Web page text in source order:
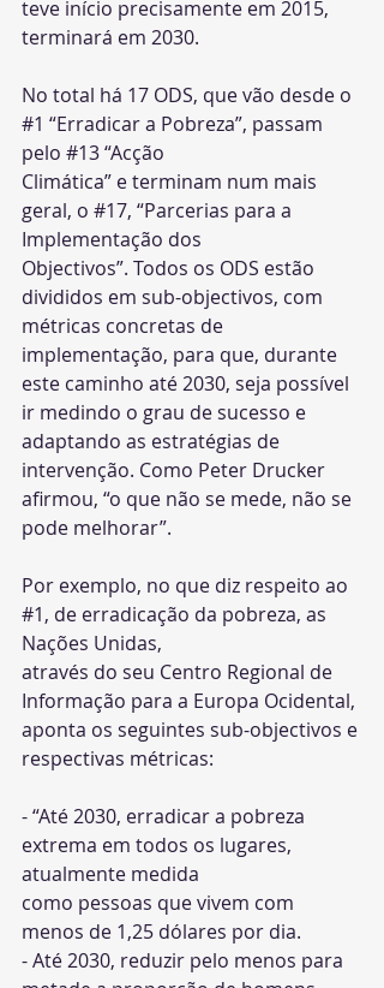
teve início precisamente em 2015,
terminará em 2030.
No total há 17 ODS, que vão desde o
#1 “Erradicar a Pobreza”, passam
pelo #13 “Acção
Climática” e terminam num mais
geral, o #17, “Parcerias para a
Implementação dos
Objectivos”. Todos os ODS estão
divididos em sub-objectivos, com
métricas concretas de
implementação, para que, durante
este caminho até 2030, seja possível
ir medindo o grau de sucesso e
adaptando as estratégias de
intervenção. Como Peter Drucker
afirmou, “o que não se mede, não se
pode melhorar”.
Por exemplo, no que diz respeito ao
#1, de erradicação da pobreza, as
Nações Unidas,
através do seu Centro Regional de
Informação para a Europa Ocidental,
aponta os seguintes sub-objectivos e
respectivas métricas:
- “Até 2030, erradicar a pobreza
extrema em todos os lugares,
atualmente medida
como pessoas que vivem com
menos de 1,25 dólares por dia.
- Até 2030, reduzir pelo menos para